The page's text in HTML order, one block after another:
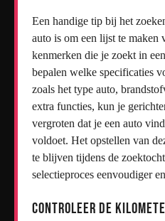
Een handige tip bij het
auto is om een lijst te maken
kenmerken die je zoekt in
bepalen welke specificaties
zoals het type auto,
extra functies, kun je
vergroten dat je een auto
voldoet. Het opstellen van
te blijven tijdens de
selectieproces eenvoudiger
Controleer de